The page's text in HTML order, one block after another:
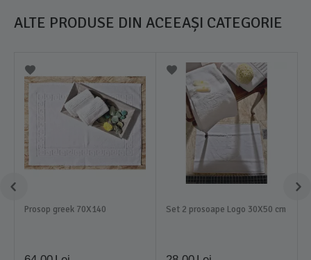
ALTE PRODUSE DIN ACEEAȘI CATEGORIE
Prosop greek 70X140 Set 2 prosoape Logo 30X50 cm